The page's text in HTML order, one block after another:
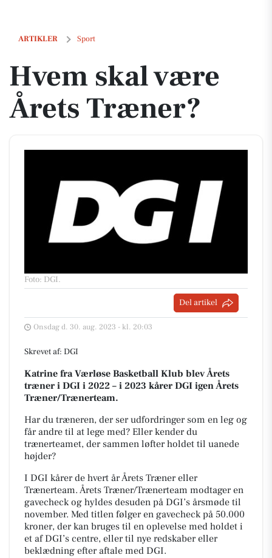
ARTIKLER Sport
Hvem skal være Årets Træner?
Hvem skal være
Årets Træner?
Foto: DGI.
Del artikel
Onsdag d. 30. aug. 2023 - kl. 20:03
Skrevet af: DGI
Katrine fra Værløse Basketball Klub blev Årets
træner i DGI i 2022 – i 2023 kårer DGI igen Årets
Træner/Trænerteam.
Har du træneren, der ser udfordringer som en leg og
får andre til at lege med? Eller kender du
trænerteamet, der sammen løfter holdet til uanede
højder?
I DGI kårer de hvert år Årets Træner eller
Trænerteam. Årets Træner/Trænerteam modtager en
gavecheck og hyldes desuden på DGI’s årsmøde til
november. Med titlen følger en gavecheck på 50.000
kroner, der kan bruges til en oplevelse med holdet i
et af DGI’s centre, eller til nye redskaber eller
beklædning efter aftale med DGI.